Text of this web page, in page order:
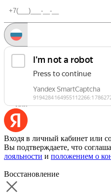
Запросить код
Уже есть аккаунт?Войти
Или
Входя в личный кабинет или
Вы подтверждаете, что
лояльности и положением о
Восстановление